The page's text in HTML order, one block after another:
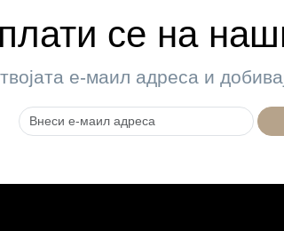
се на
е-маил адреса и